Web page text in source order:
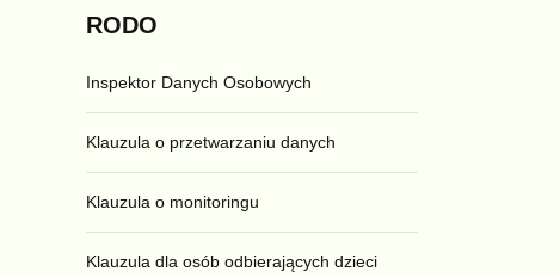
RODO
Inspektor Danych Osobowych
Klauzula o przetwarzaniu danych
Klauzula o monitoringu
Klauzula dla osób odbierających dzieci